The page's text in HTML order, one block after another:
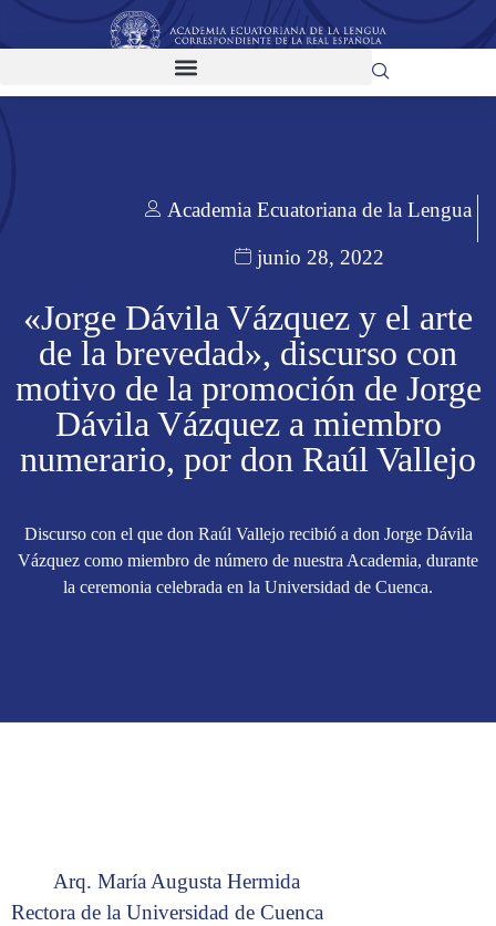
Academia Ecuatoriana de la Lengua
junio 28, 2022
«Jorge Dávila Vázquez y el arte
de la brevedad», discurso con
motivo de la promoción de Jorge
Dávila Vázquez a miembro
numerario, por don Raúl Vallejo
Discurso con el que don Raúl Vallejo recibió a don Jorge Dávila
Vázquez como miembro de número de nuestra Academia, durante
la ceremonia celebrada en la Universidad de Cuenca.
Arq. María Augusta Hermida
Rectora de la Universidad de Cuenca